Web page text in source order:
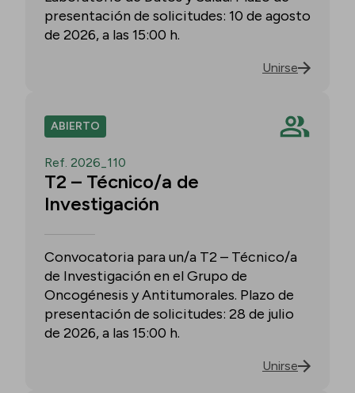
presentación de solicitudes: 10 de agosto
de 2026, a las 15:00 h.
Unirse
ABIERTO
Ref. 2026_110
T2 – Técnico/a de
Investigación
Convocatoria para un/a T2 – Técnico/a
de Investigación en el Grupo de
Oncogénesis y Antitumorales. Plazo de
presentación de solicitudes: 28 de julio
de 2026, a las 15:00 h.
Unirse